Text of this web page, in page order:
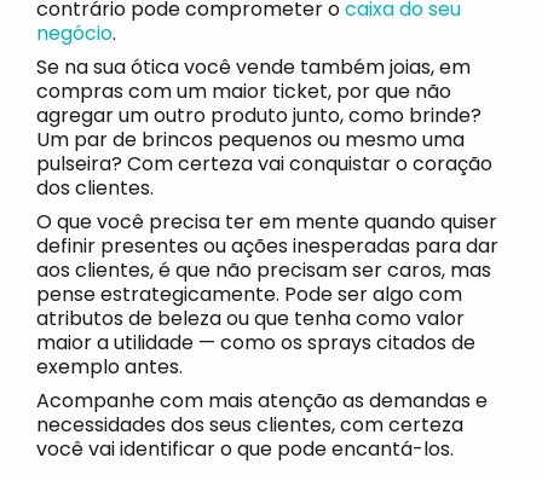
contrário pode comprometer ocaixa do seu
negócio.
Se na sua ótica você vende também joias, em
compras com um maior ticket, por que não
agregar um outro produto junto, como brinde?
Um par de brincos pequenos ou mesmo uma
pulseira? Com certeza vai conquistar o coração
dos clientes.
O que você precisa ter em mente quando quiser
definir presentes ou ações inesperadas para dar
aos clientes, é que não precisam ser caros, mas
pense estrategicamente. Pode ser algo com
atributos de beleza ou que tenha como valor
maior a utilidade — como os sprays citados de
exemplo antes.
Acompanhe com mais atenção as demandas e
necessidades dos seus clientes, com certeza
você vai identificar o que pode encantá-los.